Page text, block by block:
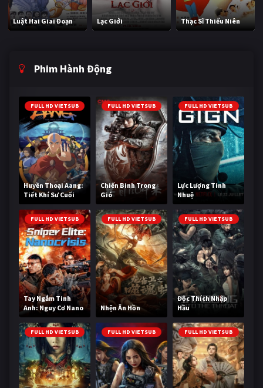
Luật Hai Giai Đoạn Lạc Giới Thạc Sĩ Thiếu Niên
Phim Hành Động
FULL HD VIETSUB
Huyền Thoại Aang:
Tiết Khí Sư Cuối
Cùng
FULL HD VIETSUB
Chiến Binh Trong
Gió
FULL HD VIETSUB
Lực Lượng Tinh
Nhuệ
FULL HD VIETSUB
Tay Ngắm Tinh
Anh: Nguy Cơ Nano
FULL HD VIETSUB
Nhện Ăn Hồn
FULL HD VIETSUB
Độc Thích Nhập
Hầu
FULL HD VIETSUB FULL HD VIETSUB FULL HD VIETSUB